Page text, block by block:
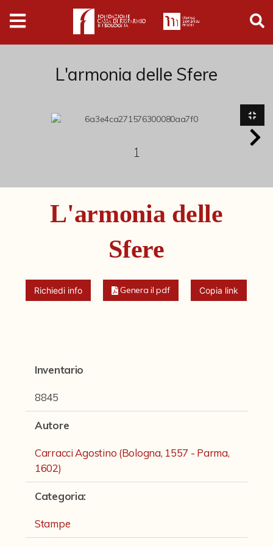
Digital
Humanities
Cataloghi storici
Fondi archivistici e raccolte documentarie
Fondi Fotografici
Sculture
Stampe
Strumenti Musicali
virtual tour
Il progetto Digital Humanities
L'armonia delle Sfere
1
L'armonia delle
Sfere
Richiedi info Genera il pdf Copia link
Inventario
8845
Autore
Carracci Agostino (Bologna, 1557 - Parma,
1602)
Categoria:
Stampe